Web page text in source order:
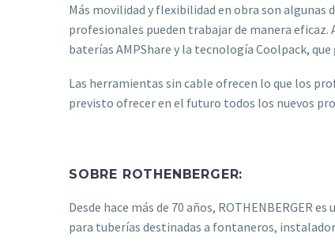
Más movilidad y flexibilidad en obra son algunas
profesionales pueden trabajar de manera eficaz.
baterías AMPShare y la tecnología Coolpack,
Las herramientas sin cable ofrecen lo que los
previsto ofrecer en el futuro todos los nuevos
SOBRE ROTHENBERGER:
Desde hace más de 70 años,
para tuberías destinadas a fontaneros,